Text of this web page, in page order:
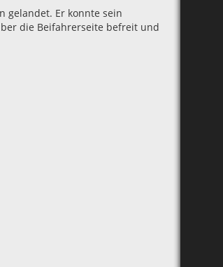
gelandet. Er konnte sein
die Beifahrerseite befreit und